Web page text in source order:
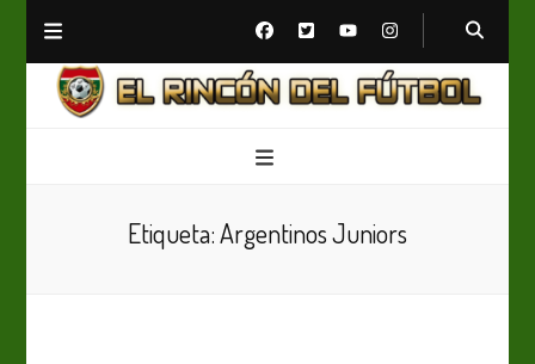
Etiqueta:Argentinos Juniors